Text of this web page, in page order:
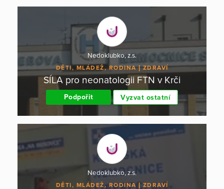
Nedoklubko, z.s.
DĚTI, MLÁDEŽ, RODINA ZDRAVÍ
SÍLA pro neonatologii FTN v Krči
Podpořit Vyzvat ostatní
Nedoklubko, z.s.
DĚTI, MLÁDEŽ, RODINA ZDRAVÍ